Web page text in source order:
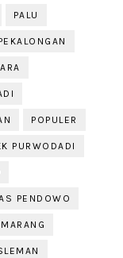
PALU
POPULER
PURWODADI
PENDOWO